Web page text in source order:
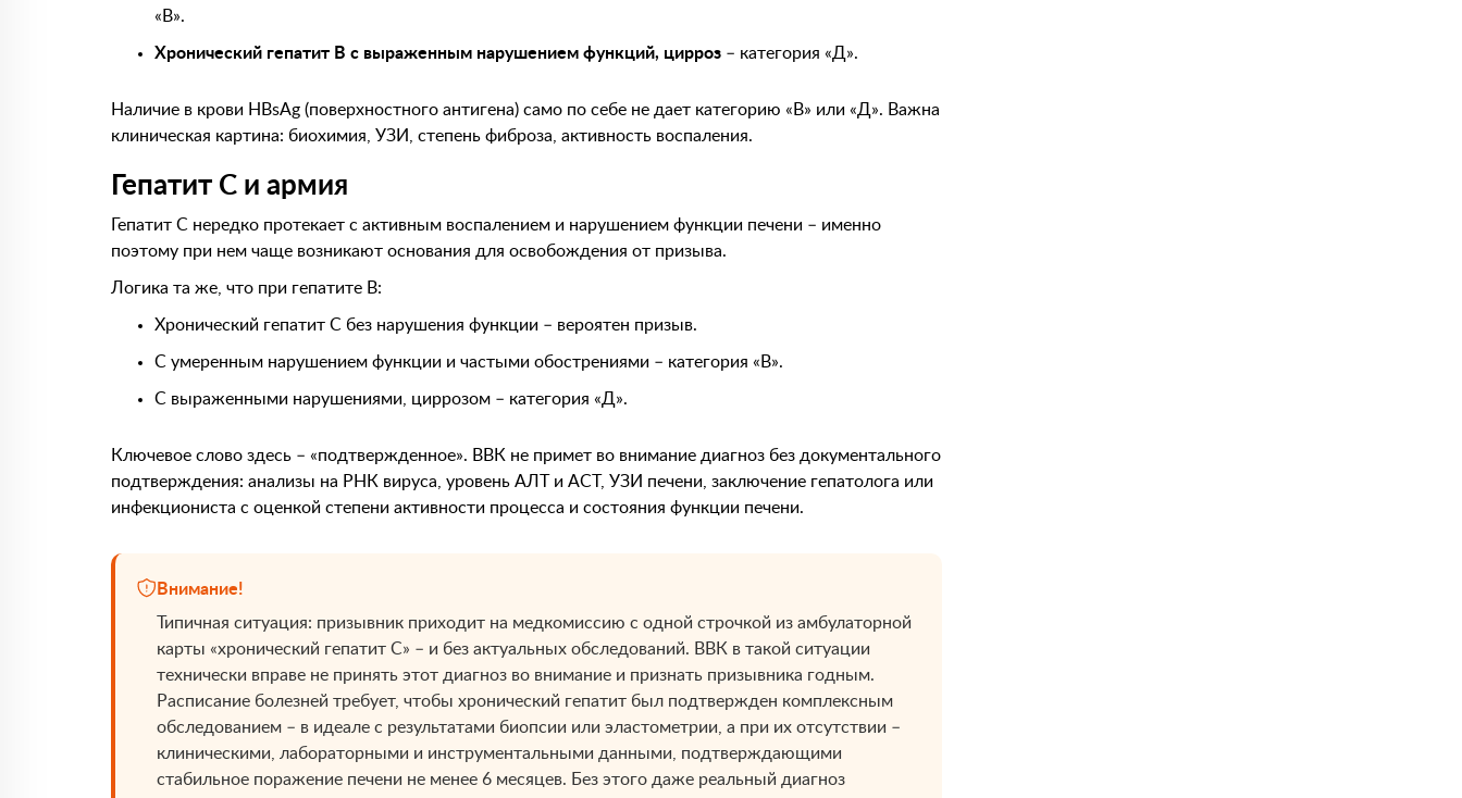
«В».
Хронический гепатит В с выраженным нарушением функций, цирроз – категория «Д».
Наличие в крови HBsAg (поверхностного антигена) само по себе не дает категорию «В» или «Д». Важна
клиническая картина: биохимия, УЗИ, степень фиброза, активность воспаления.
Гепатит С и армия
Гепатит С нередко протекает с активным воспалением и нарушением функции печени – именно
поэтому при нем чаще возникают основания для освобождения от призыва.
Логика та же, что при гепатите В:
Хронический гепатит С без нарушения функции – вероятен призыв.
С умеренным нарушением функции и частыми обострениями – категория «В».
С выраженными нарушениями, циррозом – категория «Д».
Ключевое слово здесь – «подтвержденное». ВВК не примет во внимание диагноз без документального
подтверждения: анализы на РНК вируса, уровень АЛТ и АСТ, УЗИ печени, заключение гепатолога или
инфекциониста с оценкой степени активности процесса и состояния функции печени.
Внимание!
Типичная ситуация: призывник приходит на медкомиссию с одной строчкой из амбулаторной
карты «хронический гепатит С» – и без актуальных обследований. ВВК в такой ситуации
технически вправе не принять этот диагноз во внимание и признать призывника годным.
Расписание болезней требует, чтобы хронический гепатит был подтвержден комплексным
обследованием – в идеале с результатами биопсии или эластометрии, а при их отсутствии –
клиническими, лабораторными и инструментальными данными, подтверждающими
стабильное поражение печени не менее 6 месяцев. Без этого даже реальный диагноз